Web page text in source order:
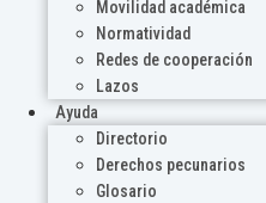
Movilidad académica
Normatividad
Redes de cooperación
Lazos
Ayuda
Directorio
Derechos pecunarios
Glosario